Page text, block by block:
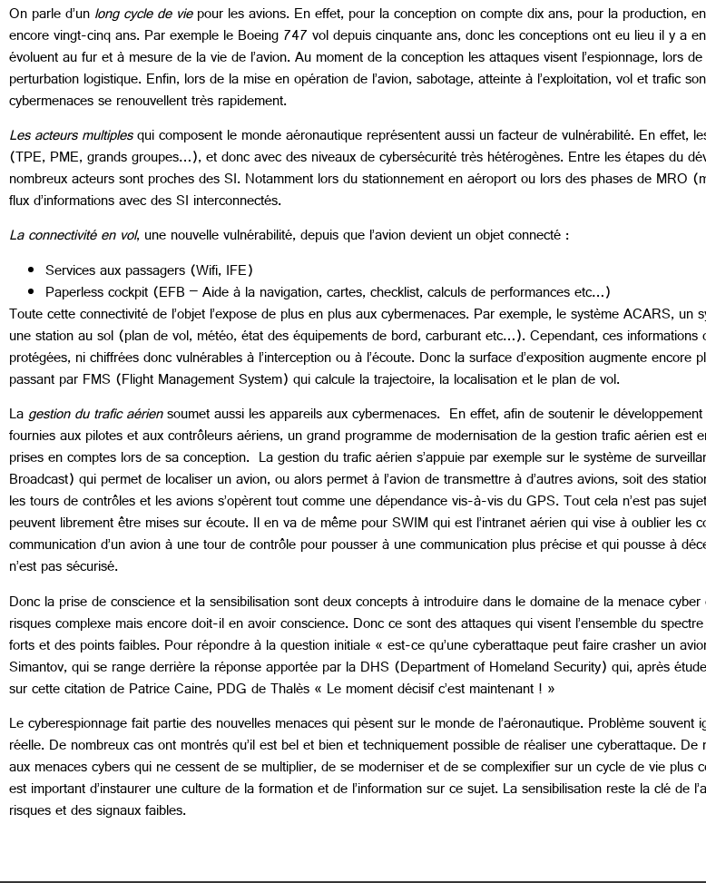
On parle d’unlong cycle de viepour les avions. En effet, pour la conception on compte dix ans, pour la production,
encore vingt-cinq ans. Par exemple le Boeing 747 vol depuis cinquante ans, donc les conceptions ont eu lieu il y a
évoluent au fur et à mesure de la vie de l’avion. Au moment de la conception les attaques visent l’espionnage, lors
perturbation logistique. Enfin, lors de la mise en opération de l’avion, sabotage, atteinte à l’exploitation, vol et trafic
cybermenaces se renouvellent très rapidement.
Les acteurs multiplesqui composent le monde aéronautique représentent aussi un facteur de vulnérabilité. En effet,
(TPE, PME, grands groupes…), et donc avec des niveaux de cybersécurité très hétérogènes. Entre les étapes du
nombreux acteurs sont proches des SI. Notamment lors du stationnement en aéroport ou lors des phases de MRO
flux d’informations avec des SI interconnectés.
La connectivité en vol, une nouvelle vulnérabilité, depuis que l’avion devient un objet connecté :
Services aux passagers (Wifi, IFE)
Paperless cockpit (EFB – Aide à la navigation, cartes, checklist, calculs de performances etc…)
Toute cette connectivité de l’objet l’expose de plus en plus aux cybermenaces. Par exemple, le système ACARS,
une station au sol (plan de vol, météo, état des équipements de bord, carburant etc…). Cependant, ces informations
protégées, ni chiffrées donc vulnérables à l’interception ou à l’écoute. Donc la surface d’exposition augmente encore
passant par FMS (Flight Management System) qui calcule la trajectoire, la localisation et le plan de vol.
Lagestion du trafic aériensoumet aussi les appareils aux cybermenaces. En effet, afin de soutenir le
fournies aux pilotes et aux contrôleurs aériens, un grand programme de modernisation de la gestion trafic aérien est
prises en comptes lors de sa conception. La gestion du trafic aérien s’appuie par exemple sur le système de
Broadcast) qui permet de localiser un avion, ou alors permet à l’avion de transmettre à d’autres avions, soit des
les tours de contrôles et les avions s’opèrent tout comme une dépendance vis-à-vis du GPS. Tout cela n’est pas
peuvent librement être mises sur écoute. Il en va de même pour SWIM qui est l’intranet aérien qui vise à oublier les
communication d’un avion à une tour de contrôle pour pousser à une communication plus précise et qui pousse à
n’est pas sécurisé.
Donc la prise de conscience et la sensibilisation sont deux concepts à introduire dans le domaine de la menace
risques complexe mais encore doit-il en avoir conscience. Donc ce sont des attaques qui visent l’ensemble du
forts et des points faibles. Pour répondre à la question initiale « est-ce qu’une cyberattaque peut faire crasher un
Simantov, qui se range derrière la réponse apportée par la DHS (Department of Homeland Security) qui, après
sur cette citation de Patrice Caine, PDG de Thalès « Le moment décisif c’est maintenant ! »
Le cyberespionnage fait partie des nouvelles menaces qui pèsent sur le monde de l’aéronautique. Problème
réelle. De nombreux cas ont montrés qu’il est bel et bien et techniquement possible de réaliser une cyberattaque.
aux menaces cybers qui ne cessent de se multiplier, de se moderniser et de se complexifier sur un cycle de vie
est important d’instaurer une culture de la formation et de l’information sur ce sujet. La sensibilisation reste la clé de
risques et des signaux faibles.